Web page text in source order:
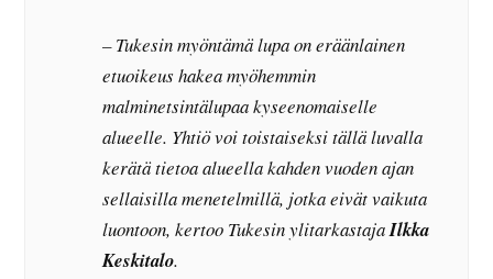
– Tukesin myöntämä lupa on eräänlainen
etuoikeus hakea myöhemmin
malminetsintälupaa kyseenomaiselle
alueelle. Yhtiö voi toistaiseksi tällä luvalla
kerätä tietoa alueella kahden vuoden ajan
sellaisilla menetelmillä, jotka eivät vaikuta
luontoon, kertoo Tukesin ylitarkastajaIlkka
Keskitalo.